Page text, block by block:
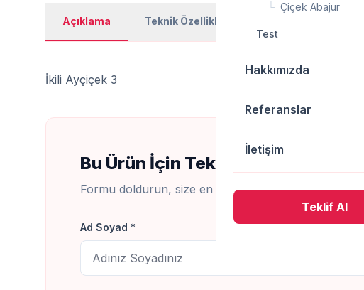
└ Çiçek Abajur
Test
Hakkımızda
Referanslar
İletişim
Teklif Al
Açıklama Teknik Özellikler
İkili Ayçiçek 3
Bu Ürün İçin Teklif Al
Formu doldurun, size en kısa sürede dönüş yapalım.
Ad Soyad *